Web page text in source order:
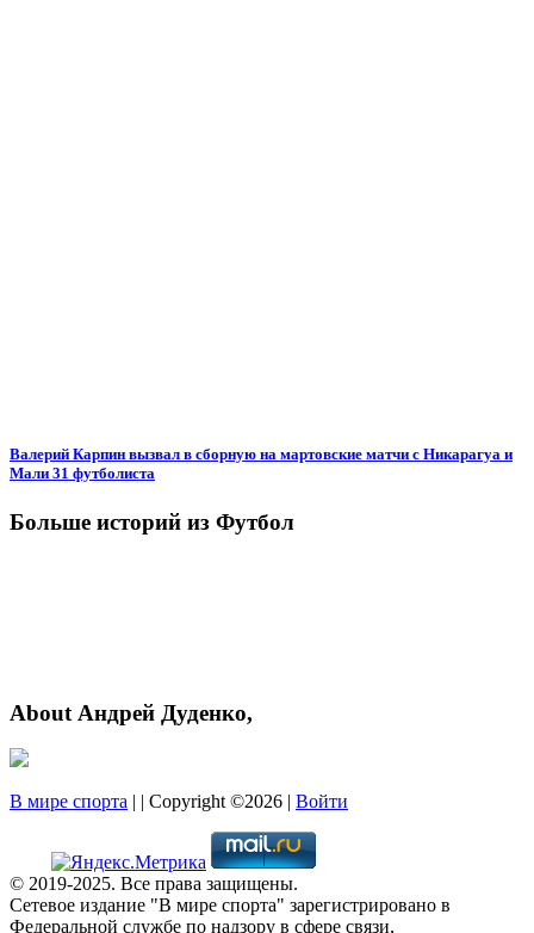
Валерий Карпин вызвал в сборную на мартовские матчи с Никарагуа и
Мали 31 футболиста
Больше историй из Футбол
About Андрей Дуденко,
В мире спорта | | Copyright ©2026 | Войти
© 2019-2025. Все права защищены.
Сетевое издание "В мире спорта" зарегистрировано в
Федеральной службе по надзору в сфере связи,